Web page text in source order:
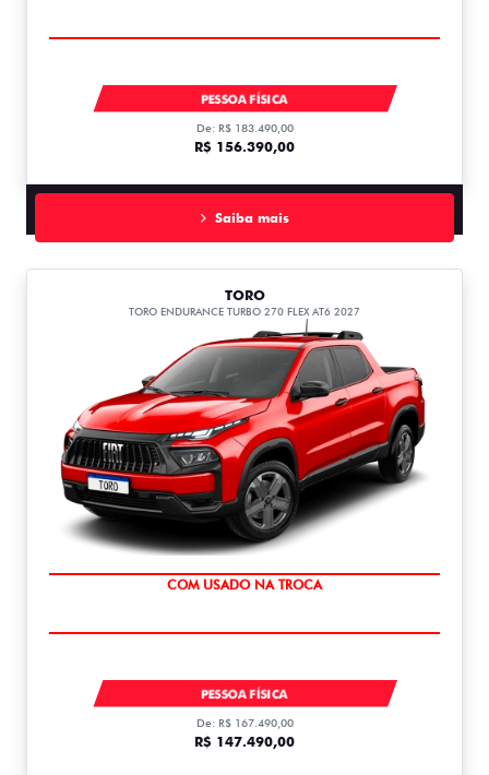
FASTBACK ABARTH TURBO 270 AT FLEX T270
PESSOA FÍSICA
De: R$ 183.490,00
R$ 156.390,00
Saiba mais
TORO
TORO ENDURANCE TURBO 270 FLEX AT6 2027
OPORTUNIDADE
TORO ENDURANCE TURBO 270 FLEX 2027
PESSOA FÍSICA
De: R$ 167.490,00
R$ 147.490,00